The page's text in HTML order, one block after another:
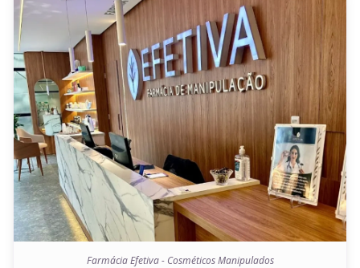
Farmácia Efetiva - Cosméticos Manipulados